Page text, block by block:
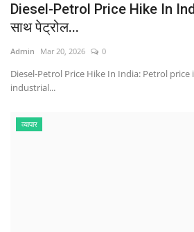
Diesel-Petrol Price Hike In
साथ पेट्रोल...
Admin Mar 20, 2026 0
Diesel-Petrol Price Hike In India: Petrol price
industrial...
व्यापार